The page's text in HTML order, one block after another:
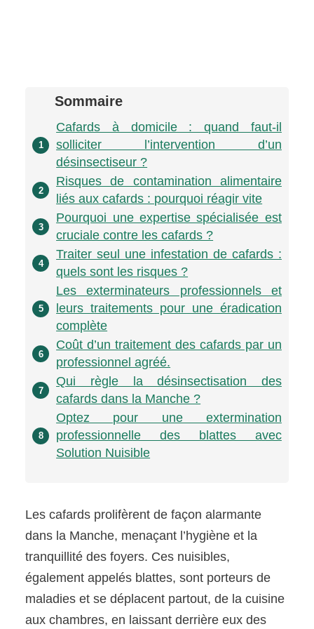
Sommaire
1
Cafards à domicile : quand faut-il
solliciter l’intervention d’un
désinsectiseur ?
2
Risques de contamination alimentaire
liés aux cafards : pourquoi réagir vite
3
Pourquoi une expertise spécialisée est
cruciale contre les cafards ?
4
Traiter seul une infestation de cafards :
quels sont les risques ?
5
Les exterminateurs professionnels et
leurs traitements pour une éradication
complète
6
Coût d’un traitement des cafards par un
professionnel agréé.
7
Qui règle la désinsectisation des
cafards dans la Manche ?
8
Optez pour une extermination
professionnelle des blattes avec
Solution Nuisible
Les cafards prolifèrent de façon alarmante
dans la Manche, menaçant l’hygiène et la
tranquillité des foyers. Ces nuisibles,
également appelés blattes, sont porteurs de
maladies et se déplacent partout, de la cuisine
aux chambres, en laissant derrière eux des